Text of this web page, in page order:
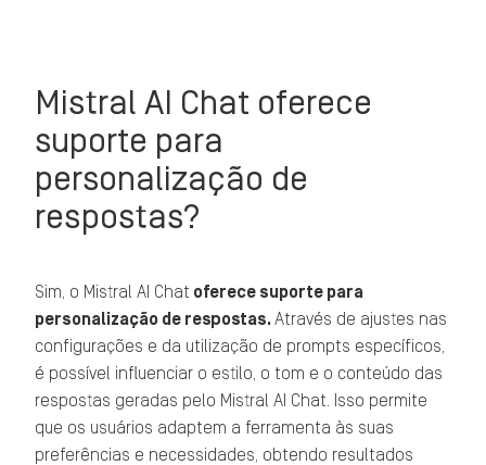
Mistral AI Chat oferece
suporte para
personalização de
respostas?
Sim, o Mistral AI Chat oferece suporte para
personalização de respostas.Através de ajustes nas
configurações e da utilização de prompts específicos,
é possível influenciar o estilo, o tom e o conteúdo das
respostas geradas pelo Mistral AI Chat. Isso permite
que os usuários adaptem a ferramenta às suas
preferências e necessidades, obtendo resultados